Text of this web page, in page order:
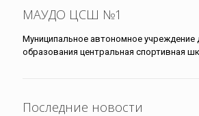
МАУДО ЦСШ №1
Муниципальное автономное учреждение
образования центральная спортивная
Последние новости